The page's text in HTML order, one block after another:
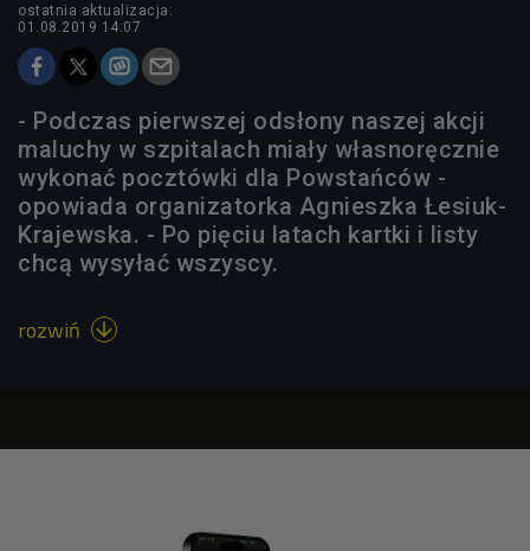
ostatnia aktualizacja:
01.08.2019 14:07
- Podczas pierwszej odsłony naszej akcji
maluchy w szpitalach miały własnoręcznie
wykonać pocztówki dla Powstańców -
opowiada organizatorka Agnieszka Łesiuk-
Krajewska. - Po pięciu latach kartki i listy
chcą wysyłać wszyscy.
rozwiń 